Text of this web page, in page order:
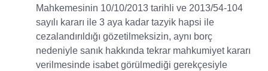
Mahkemesinin 10/10/2013 tarihli ve 2013/54-104
sayılı kararı ile 3 aya kadar tazyik hapsi ile
cezalandırıldığı gözetilmeksizin, aynı borç
nedeniyle sanık hakkında tekrar mahkumiyet kararı
verilmesinde isabet görülmediği gerekçesiyle